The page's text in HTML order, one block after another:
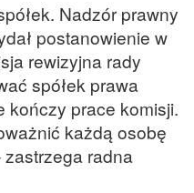
Nadzór prawny
postanowienie w
rewizyjna rady
spółek prawa
kończy prace komisji.
każdą osobę
radna